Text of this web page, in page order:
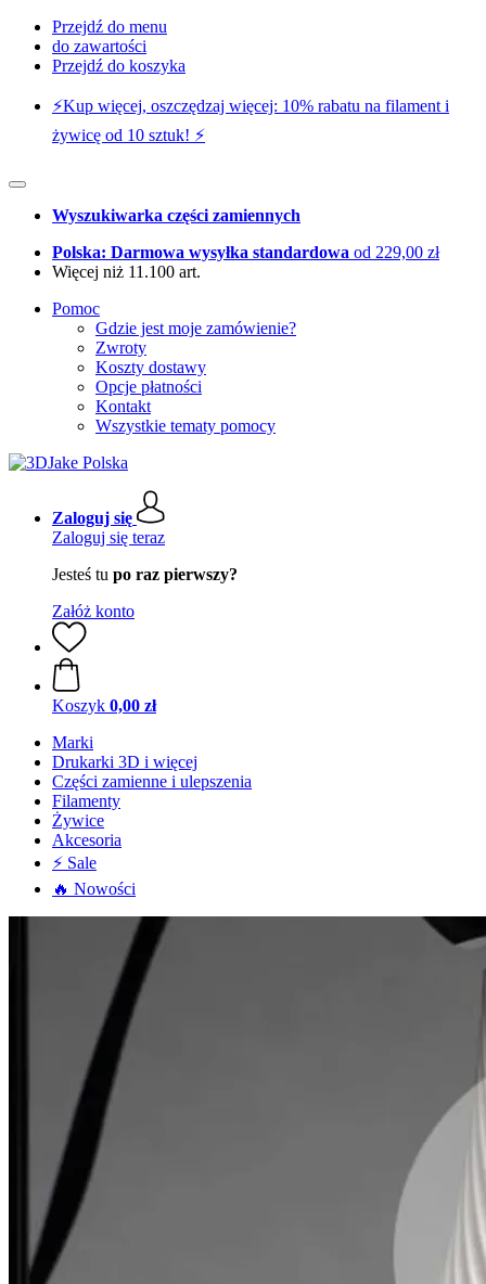
Przejdź do menu
do zawartości
Przejdź do koszyka
⚡️Kup więcej, oszczędzaj więcej: 10% rabatu na filament i
żywicę od 10 sztuk! ⚡️
Wyszukiwarka części zamiennych
Polska: Darmowa wysyłka standardowa od 229,00 zł
Więcej niż 11.100 art.
Pomoc
Gdzie jest moje zamówienie?
Zwroty
Koszty dostawy
Opcje płatności
Kontakt
Wszystkie tematy pomocy
Zaloguj się
Zaloguj się teraz
Jesteś tu po raz pierwszy?
Załóż konto
Koszyk 0,00 zł
Marki
Drukarki 3D i więcej
Części zamienne i ulepszenia
Filamenty
Żywice
Akcesoria
⚡ Sale
🔥 Nowości